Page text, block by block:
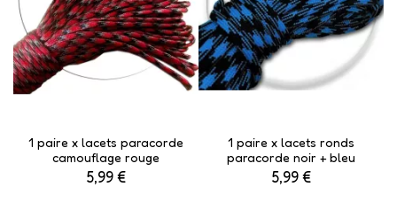
1 paire x lacets paracorde
camouflage rouge
5,99 €
1 paire x lacets ronds
paracorde noir + bleu
5,99 €